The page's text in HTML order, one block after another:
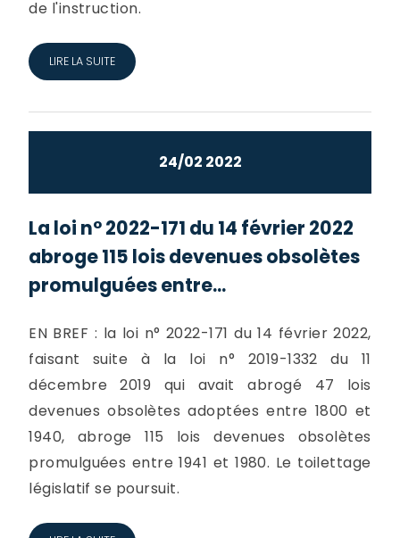
de l'instruction.
LIRE LA SUITE
24/02 2022
La loi n° 2022-171 du 14 février 2022
abroge 115 lois devenues obsolètes
promulguées entre...
EN BREF : la loi n° 2022-171 du 14 février 2022,
faisant suite à la loi n° 2019-1332 du 11
décembre 2019 qui avait abrogé 47 lois
devenues obsolètes adoptées entre 1800 et
1940, abroge 115 lois devenues obsolètes
promulguées entre 1941 et 1980. Le toilettage
législatif se poursuit.